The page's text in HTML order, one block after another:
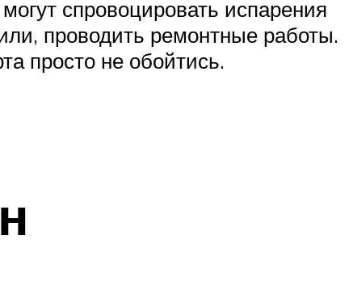
спровоцировать испарения
проводить ремонтные работы.
просто не обойтись.